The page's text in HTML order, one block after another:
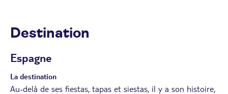
Destination
Espagne
La destination
Au-delà de ses fiestas, tapas et siestas, il y a son histoire,